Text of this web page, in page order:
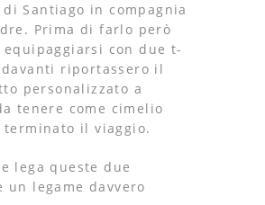
di Santiago in compagnia
Prima di farlo però
equipaggiarsi con due t-
riportassero il
personalizzato a
tenere come cimelio
terminato il viaggio.
lega queste due
un legame davvero